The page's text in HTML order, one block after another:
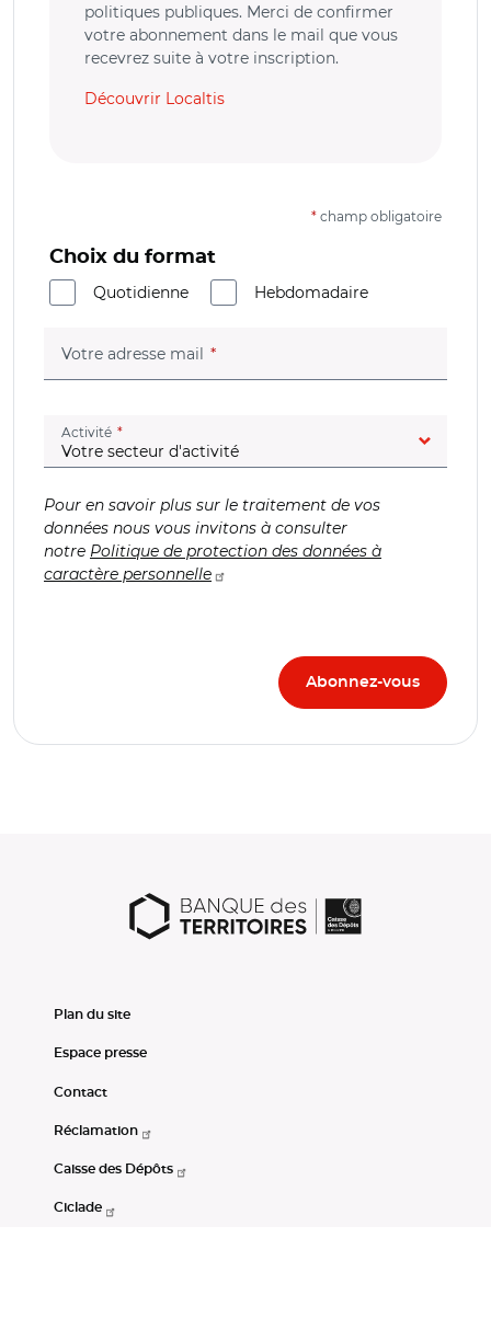
politiques publiques. Merci de confirmer
votre abonnement dans le mail que vous
recevrez suite à votre inscription.
Découvrir Localtis
* champ obligatoire
Choix du format
Quotidienne
Hebdomadaire
Votre adresse mail (champ obligatoire)
Activité (champ obligatoire)
Pour en savoir plus sur le traitement de vos
données nous vous invitons à consulter
notre Politique de protection des données à
caractère personnelle
Plan du site
Espace presse
Contact
Réclamation
Caisse des Dépôts
Ciclade